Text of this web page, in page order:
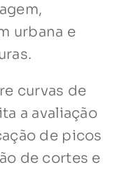
urbana e
curvas de
a avaliação
de picos
de cortes e